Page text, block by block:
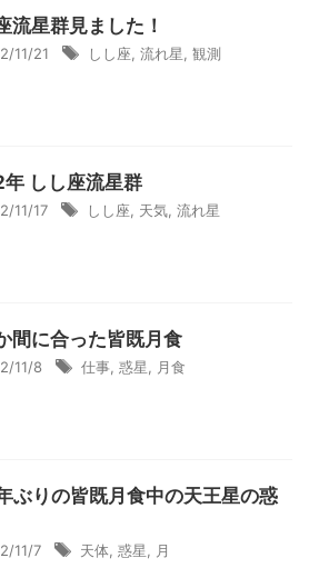
流星群見ました！
11/21 しし座 流れ星 観測
しし座流星群
11/17 しし座 天気 流れ星
間に合った皆既月食
11/8 仕事 惑星 月食
ぶりの皆既月食中の天王星の惑
11/7 天体 惑星 月